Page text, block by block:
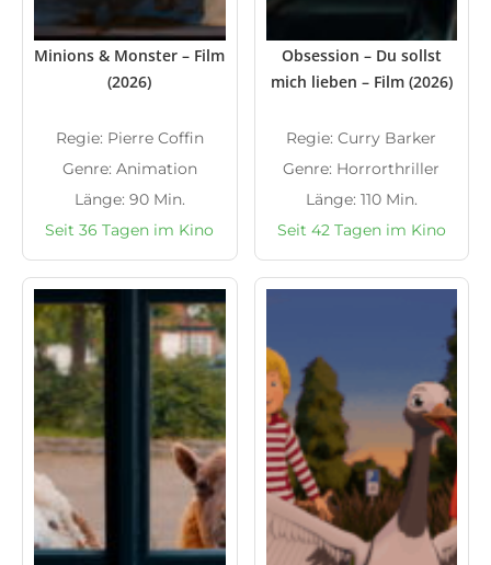
Minions & Monster – Film
(2026)
Regie: Pierre Coffin
Genre: Animation
Länge: 90 Min.
Seit 36 Tagen im Kino
Obsession – Du sollst
mich lieben – Film (2026)
Regie: Curry Barker
Genre: Horrorthriller
Länge: 110 Min.
Seit 42 Tagen im Kino